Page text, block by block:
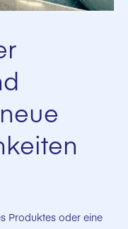
Produktes oder eine